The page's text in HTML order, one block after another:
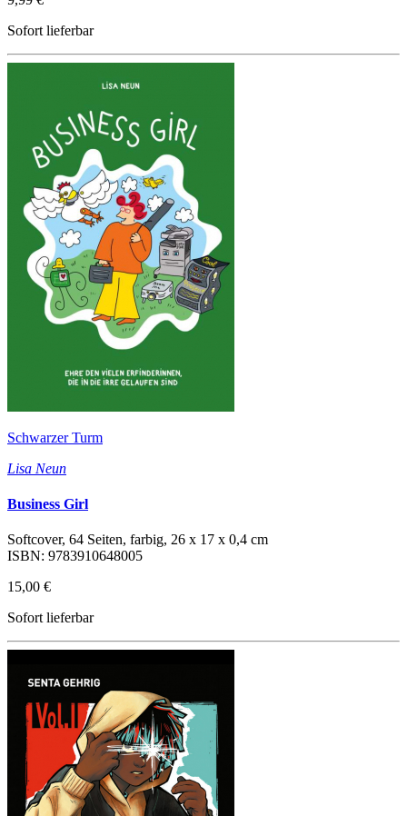
Sofort lieferbar
Schwarzer Turm
Lisa Neun
Business Girl
Softcover, 64 Seiten, farbig, 26 x 17 x 0,4 cm
ISBN: 9783910648005
15,00 €
Sofort lieferbar